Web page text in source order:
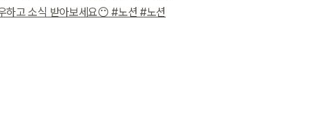
하고 소식 받아보세요😶 #노션 #노션